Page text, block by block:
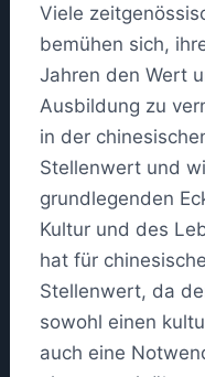
Viele
bemühen sich,
Jahren den Wert
Ausbildung zu
in der
Stellenwert und
grundlegenden
Kultur und des
hat für
Stellenwert, da
sowohl einen
auch eine